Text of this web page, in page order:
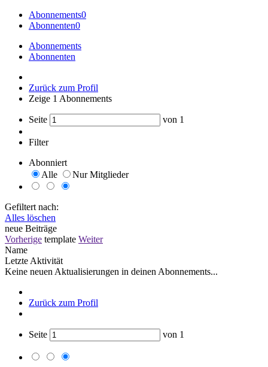
Abonnements0
Abonnenten0
Abonnements
Abonnenten
Zurück zum Profil
Zeige 1 Abonnements
Seite von 1
Filter
Abonniert
Alle
Nur Mitglieder
Gefiltert nach:
Alles löschen
neue Beiträge
Vorherige template Weiter
Name
Letzte Aktivität
Keine neuen Aktualisierungen in deinen Abonnements...
Zurück zum Profil
Seite von 1